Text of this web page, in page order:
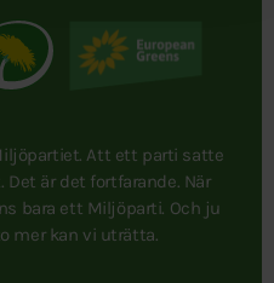
Att ett parti satte
är det fortfarande. När
bara ett Miljöparti. Och ju
mer kan vi uträtta.